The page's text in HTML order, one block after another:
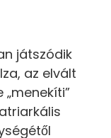
játszódik
az elvált